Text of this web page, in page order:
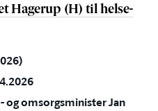
Hagerup (H) til helse-
og omsorgsminister Jan